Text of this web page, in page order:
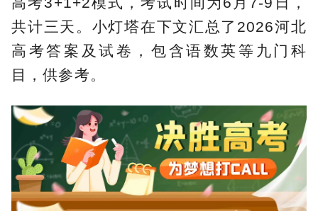
共计三天。小灯塔在下文汇总了2026河北
高考答案及试卷，包含语数英等九门科
目，供参考。